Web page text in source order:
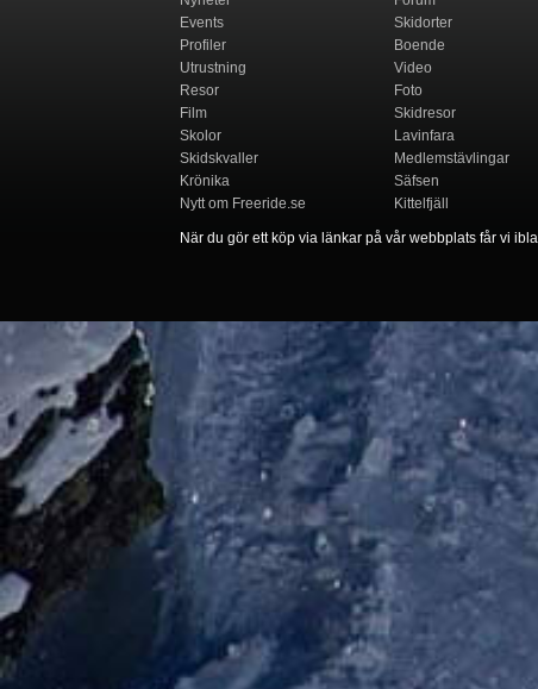
Events
Profiler
Utrustning
Resor
Film
Skolor
Skidskvaller
Krönika
Nytt om Freeride.se
Skidorter
Boende
Video
Foto
Skidresor
Lavinfara
Medlemstävlingar
Säfsen
Kittelfjäll
När du gör ett köp via länkar på vår webbplats får vi